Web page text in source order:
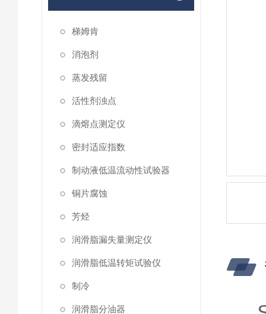
梯姆肯
消泡剂
蒸发残留
活性剂浊点
滴熔点测定仪
密封适应指数
制动液低温流动性试验器
铜片腐蚀
芳烃
润滑脂漏失量测定仪
润滑脂低温转矩试验仪
制冷
润滑脂分油器